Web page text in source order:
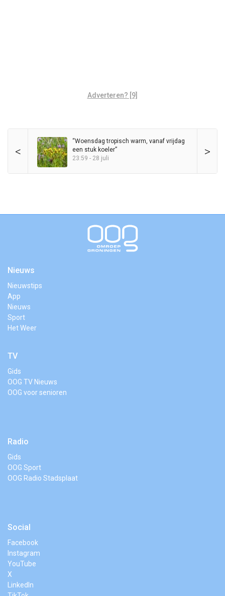
Adverteren? [9]
< >
“Woensdag tropisch warm, vanaf vrijdag
een stuk koeler”
23:59 - 28 juli
Nieuws
Nieuwstips
App
Nieuws
Sport
Het Weer
TV
Gids
OOG TV Nieuws
OOG voor senioren
Radio
Gids
OOG Sport
OOG Radio Stadsplaat
Social
Facebook
Instagram
YouTube
X
LinkedIn